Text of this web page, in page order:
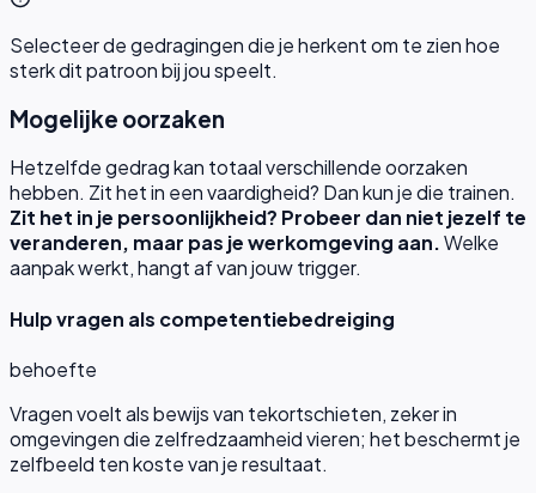
Selecteer de gedragingen die je herkent om te zien hoe
sterk dit patroon bij jou speelt.
Mogelijke oorzaken
Hetzelfde gedrag kan totaal verschillende oorzaken
hebben. Zit het in een vaardigheid? Dan kun je die trainen.
Zit het in je persoonlijkheid? Probeer dan niet jezelf te
veranderen, maar pas je werkomgeving aan.Welke
aanpak werkt, hangt af van jouw trigger.
Hulp vragen als competentiebedreiging
behoefte
Vragen voelt als bewijs van tekortschieten, zeker in
omgevingen die zelfredzaamheid vieren; het beschermt je
zelfbeeld ten koste van je resultaat.